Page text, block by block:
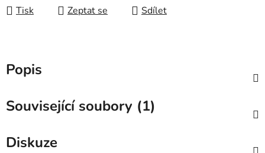
Tisk Zeptat se Sdílet
Popis
Související soubory (1)
Diskuze